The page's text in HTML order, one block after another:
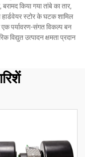
किया गया तांबे का तार,
स्टोर के घटक शामिल
पर्यावरण-संगत विकल्प बन
विद्युत उत्पादन क्षमता प्रदान